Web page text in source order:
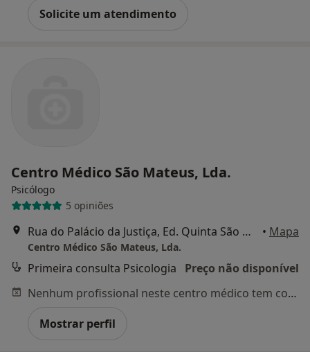
Solicite um atendimento
Centro Médico São Mateus, Lda.
Psicólogo
5 opiniões
Rua do Palácio da Justiça, Ed. Quinta São Mateus A, Cantanhede • Mapa
Centro Médico São Mateus, Lda.
Primeira consulta Psicologia
Preço não disponível
Nenhum profissional neste centro médico tem consultas disponíveis
Mostrar perfil